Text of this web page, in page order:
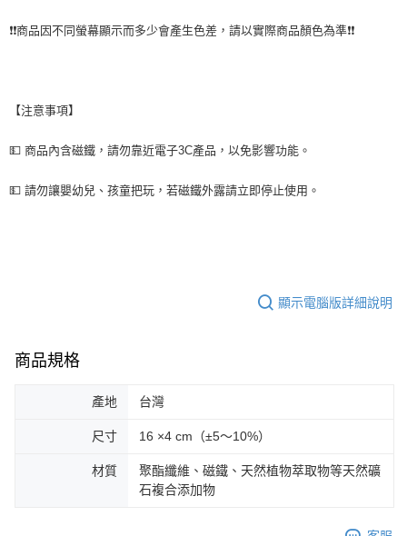
❗❗商品因不同螢幕顯示而多少會產生色差，請以實際商品顏色為準❗❗
【注意事項】
💵 商品內含磁鐵，請勿靠近電子3C產品，以免影響功能。
💵 請勿讓嬰幼兒、孩童把玩，若磁鐵外露請立即停止使用。
顯示電腦版詳細說明
商品規格
產地 台灣
尺寸 16 ×4 cm（±5～10%）
材質
聚酯纖維、磁鐵、天然植物萃取物等天然礦
石複合添加物